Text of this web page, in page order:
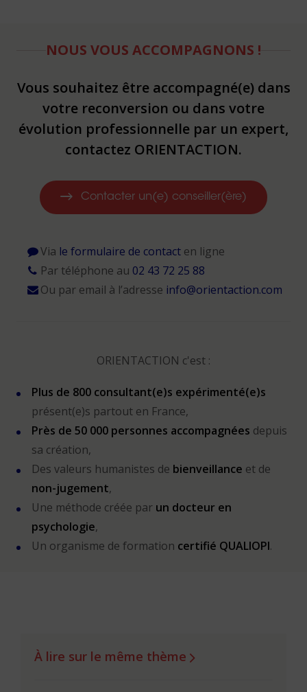
NOUS VOUS ACCOMPAGNONS !
Vous souhaitez être accompagné(e) dans
votre reconversion ou dans votre
évolution professionnelle par un expert,
contactez ORIENTACTION.
Contacter un(e) conseiller(ère)
Via le formulaire de contacten ligne
Par téléphone au 02 43 72 25 88
Ou par email à l’adresse info@orientaction.com
ORIENTACTION c'est :
Plus de 800 consultant(e)s expérimenté(e)s
présent(e)s partout en France,
Près de 50 000 personnes accompagnées depuis
sa création,
Des valeurs humanistes de bienveillance et de
non-jugement,
Une méthode créée par un docteur en
psychologie,
Un organisme de formation certifié QUALIOPI.
À lire sur le même thème